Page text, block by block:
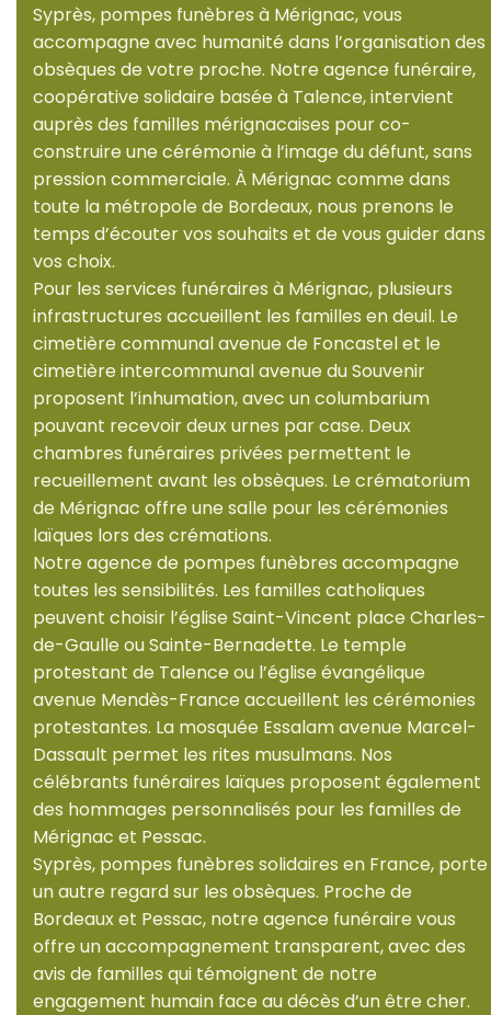
Syprès, pompes funèbres à Mérignac, vous
accompagne avec humanité dans l’organisation des
obsèques de votre proche. Notre agence funéraire,
coopérative solidaire basée à Talence, intervient
auprès des familles mérignacaises pour co-
construire une cérémonie à l’image du défunt, sans
pression commerciale. À Mérignac comme dans
toute la métropole de Bordeaux, nous prenons le
temps d’écouter vos souhaits et de vous guider dans
vos choix.
Pour les services funéraires à Mérignac, plusieurs
infrastructures accueillent les familles en deuil. Le
cimetière communal avenue de Foncastel et le
cimetière intercommunal avenue du Souvenir
proposent l’inhumation, avec un columbarium
pouvant recevoir deux urnes par case. Deux
chambres funéraires privées permettent le
recueillement avant les obsèques. Le crématorium
de Mérignac offre une salle pour les cérémonies
laïques lors des crémations.
Notre agence de pompes funèbres accompagne
toutes les sensibilités. Les familles catholiques
peuvent choisir l’église Saint-Vincent place Charles-
de-Gaulle ou Sainte-Bernadette. Le temple
protestant de Talence ou l’église évangélique
avenue Mendès-France accueillent les cérémonies
protestantes. La mosquée Essalam avenue Marcel-
Dassault permet les rites musulmans. Nos
célébrants funéraires laïques proposent également
des hommages personnalisés pour les familles de
Mérignac et Pessac.
Syprès, pompes funèbres solidaires en France, porte
un autre regard sur les obsèques. Proche de
Bordeaux et Pessac, notre agence funéraire vous
offre un accompagnement transparent, avec des
avis de familles qui témoignent de notre
engagement humain face au décès d’un être cher.